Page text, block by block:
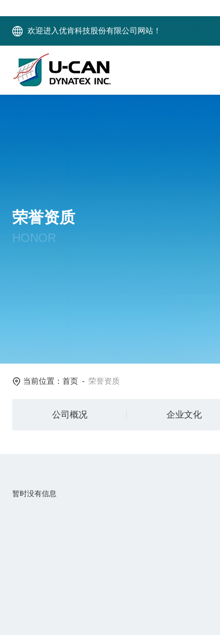
欢迎进入优肯科技股份有限公司网站！
荣誉资质
HONOR
当前位置： 首页 - 荣誉资质
公司概况 企业文化
暂时没有信息